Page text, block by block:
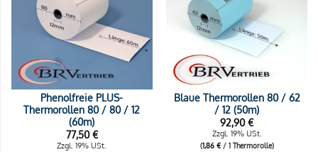
Phenolfreie PLUS-
Thermorollen 80 / 80 / 12
(60m)
77,50€
Zzgl. 19% USt.
Blaue Thermorollen 80 / 62
/ 12 (50m)
92,90€
Zzgl. 19% USt.
(1,86 €/ 1 Thermorolle)